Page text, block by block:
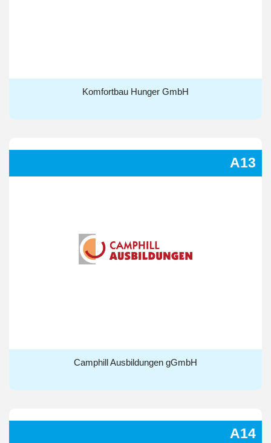
Komfortbau Hunger GmbH
A13
Camphill Ausbildungen gGmbH
Camphill Ausbildungen gGmbH
A14